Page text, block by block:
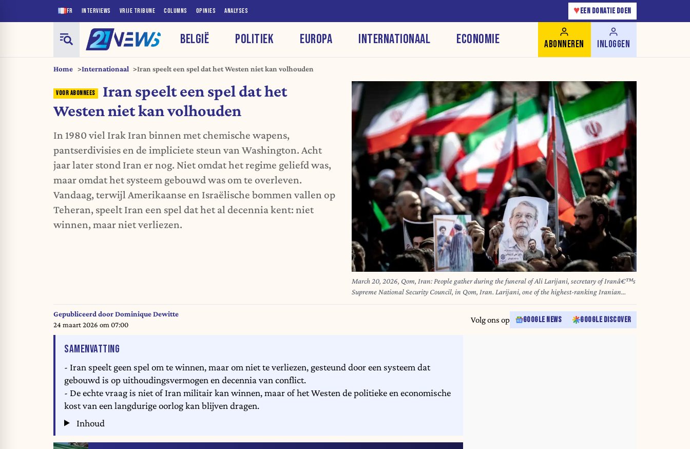
FR INTERVIEWS VRIJE TRIBUNE COLUMNS OPINIES ANALYSES ♥ EEN DONATIE DOEN
BELGIË POLITIEK EUROPA INTERNATIONAAL ECONOMIE ABONNEREN INLOGGEN
Home Internationaal Iran speelt een spel dat het Westen niet kan volhouden
Iran speelt een spel dat het
Westen niet kan volhouden
In 1980 viel Irak Iran binnen met chemische wapens,
pantserdivisies en de impliciete steun van Washington. Acht
jaar later stond Iran er nog. Niet omdat het regime geliefd was,
maar omdat het systeem gebouwd was om te overleven.
Vandaag, terwijl Amerikaanse en Israëlische bommen vallen op
Teheran, speelt Iran een spel dat het al decennia kent: niet
winnen, maar niet verliezen.
March 20, 2026, Qom, Iran: People gather during the funeral of Ali Larijani, secretary of Iranâ€™s
Supreme National Security Council, in Qom, Iran. Larijani, one of the highest-ranking Iranian
officials killed since the outbreak of the war, was killed in U.S.-Israeli airstrikes on March 17,
according to Iranian state media. (Credit Image: © Snsc via ZUMA Press)
Gepubliceerd doorDominique Dewitte
24 maart 2026 om 07:00
Volg ons op GOOGLE NEWS GOOGLE DISCOVER
SAMENVATTING
- Iran speelt geen spel om te winnen, maar om niet te verliezen, gesteund door een systeem dat
gebouwd is op uithoudingsvermogen en decennia van conflict.
- De echte vraag is niet of Iran militair kan winnen, maar of het Westen de politieke en economische
kost van een langdurige oorlog kan blijven dragen.
Inhoud